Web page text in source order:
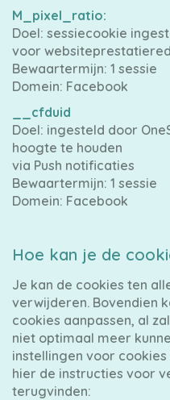
M_pixel_ratio:
Doel: sessiecookie
voor
Bewaartermijn: 1 sessie
Domein: Facebook
__cfduid
Doel: ingesteld door OneSignal gebruikt om jou op de
hoogte te houden
via Push notificaties
Bewaartermijn: 1 sessie
Domein: Facebook
Hoe kan je de
Je kan de cookies ten
verwijderen. Bovendien
cookies aanpassen, al
niet optimaal meer
instellingen voor cookies
hier de instructies voor
terugvinden: